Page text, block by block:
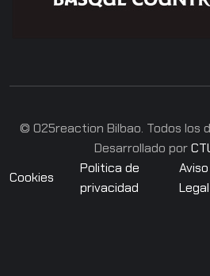
¡Pisa o evita las baldosas
© 025reaction Bilbao. Todos los
Desarrollado por
Cookies
Politica de
privacidad
Aviso
Legal